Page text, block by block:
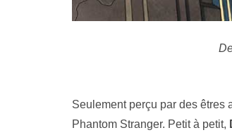
Seulement perçu par des êtres
Phantom Stranger. Petit à petit,